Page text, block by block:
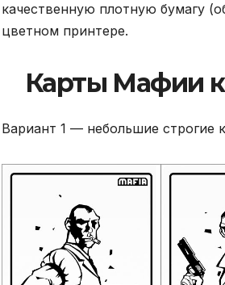
качественную плотную бумагу
цветном принтере.
Карты Мафии
Вариант 1 — небольшие строгие